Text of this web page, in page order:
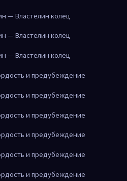
— Властелин колец
— Властелин колец
— Властелин колец
и предубеждение
и предубеждение
и предубеждение
и предубеждение
и предубеждение
и предубеждение